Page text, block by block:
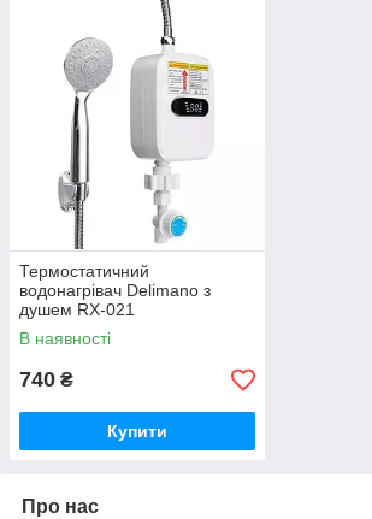
Термостатичний
водонагрівач Delimano з
душем RX-021
В наявності
740 ₴
Купити
Про нас